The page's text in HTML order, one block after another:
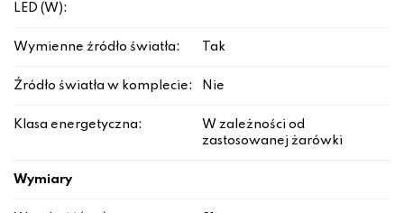
LED (W):
Wymienne źródło światła: Tak
Źródło światła w komplecie: Nie
Klasa energetyczna:
W zależności od
zastosowanej żarówki
Wymiary